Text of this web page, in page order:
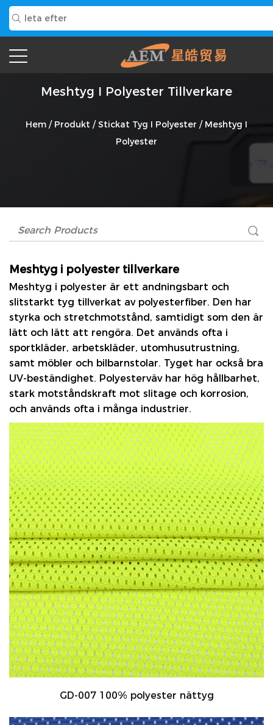
Meshtyg I Polyester Tillverkare
Hem / Produkt /Stickat Tyg I Polyester / Meshtyg I
Polyester
Meshtyg i polyester tillverkare
Meshtyg i polyester är ett andningsbart och
slitstarkt tyg tillverkat av polyesterfiber. Den har
styrka och stretchmotstånd, samtidigt som den är
lätt och lätt att rengöra. Det används ofta i
sportkläder, arbetskläder, utomhusutrustning,
samt möbler och bilbarnstolar. Tyget har också bra
UV-beständighet. Polyesterväv har hög hållbarhet,
stark motståndskraft mot slitage och korrosion,
och används ofta i många industrier.
GD-007 100% polyester nättyg